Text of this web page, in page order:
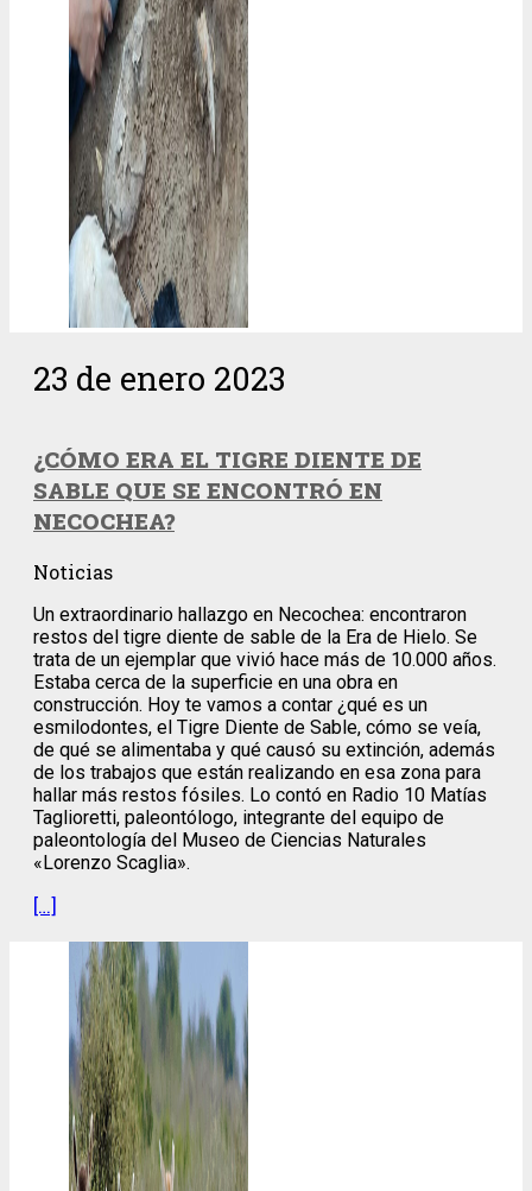
23 de enero 2023
¿CÓMO ERA EL TIGRE DIENTE DE
SABLE QUE SE ENCONTRÓ EN
NECOCHEA?
Noticias
Un extraordinario hallazgo en Necochea: encontraron
restos del tigre diente de sable de la Era de Hielo. Se
trata de un ejemplar que vivió hace más de 10.000 años.
Estaba cerca de la superficie en una obra en
construcción. Hoy te vamos a contar ¿qué es un
esmilodontes, el Tigre Diente de Sable, cómo se veía,
de qué se alimentaba y qué causó su extinción, además
de los trabajos que están realizando en esa zona para
hallar más restos fósiles. Lo contó en Radio 10 Matías
Taglioretti, paleontólogo, integrante del equipo de
paleontología del Museo de Ciencias Naturales
«Lorenzo Scaglia».
[…]